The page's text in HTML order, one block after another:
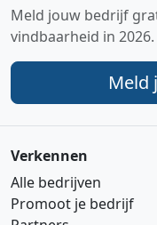
Meld jouw bedrijf
vindbaarheid in 2026.
Meld
Verkennen
Alle bedrijven
Promoot je bedrijf